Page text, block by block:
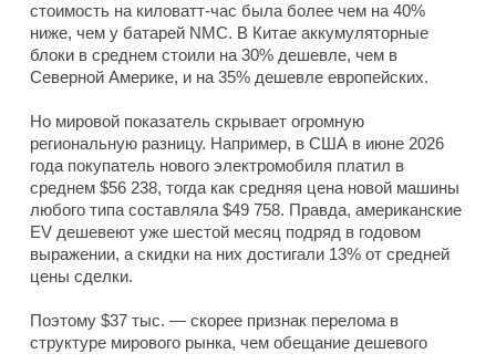
стоимость на киловатт-час была более чем на 40%
ниже, чем у батарей NMC. В Китае аккумуляторные
блоки в среднем стоили на 30% дешевле, чем в
Северной Америке, и на 35% дешевле европейских.
Но мировой показатель скрывает огромную
региональную разницу. Например, в США в июне 2026
года покупатель нового электромобиля платил в
среднем $56 238, тогда как средняя цена новой машины
любого типа составляла $49 758. Правда, американские
EV дешевеют уже шестой месяц подряд в годовом
выражении, а скидки на них достигали 13% от средней
цены сделки.
Поэтому $37 тыс. — скорее признак перелома в
структуре мирового рынка, чем обещание дешевого